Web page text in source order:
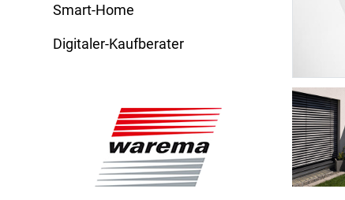
Smart-Home
Digitaler-Kaufberater